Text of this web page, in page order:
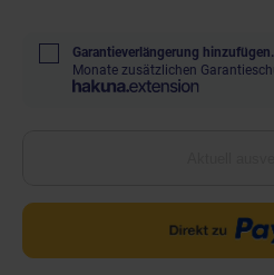
Garantieverlängerung hinzufügen.
Monate zusätzlichen